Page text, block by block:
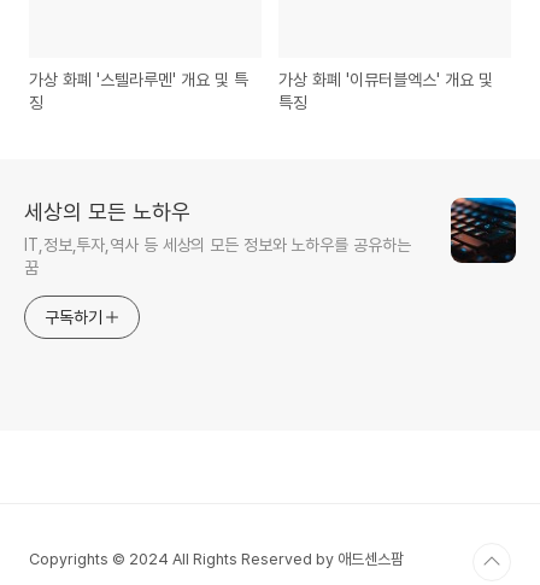
가상 화폐 '스텔라루멘' 개요 및 특
징
가상 화폐 '이뮤터블엑스' 개요 및
특징
세상의 모든 노하우
IT,정보,투자,역사 등 세상의 모든 정보와 노하우를 공유하는
꿈
구독하기
Copyrights © 2024 All Rights Reserved by 애드센스팜